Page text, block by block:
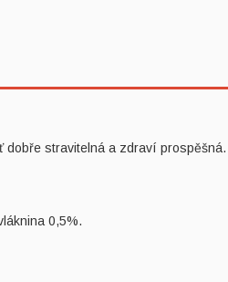
stravitelná a zdraví
0,5%.